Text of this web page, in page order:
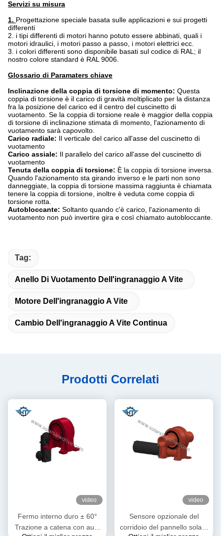
Servizi su misura
1. Progettazione speciale basata sulle applicazioni e sui progetti
differenti
2. i tipi differenti di motori hanno potuto essere abbinati, quali i
motori idraulici, i motori passo a passo, i motori elettrici ecc.
3. i colori differenti sono disponibile basati sul codice di RAL; il
nostro colore standard è RAL 9006.
Glossario di Paramaters chiave
Inclinazione della coppia di torsione di momento: Questa
coppia di torsione è il carico di gravità moltiplicato per la distanza
fra la posizione del carico ed il centro del cuscinetto di
vuotamento. Se la coppia di torsione reale è maggior della coppia
di torsione di inclinazione stimata di momento, l'azionamento di
vuotamento sarà capovolto.
Carico radiale: Il verticale del carico all'asse del cuscinetto di
vuotamento
Carico assiale: Il parallelo del carico all'asse del cuscinetto di
vuotamento
Tenuta della coppia di torsione: È la coppia di torsione inversa.
Quando l'azionamento sta girando inverso e le parti non sono
danneggiate, la coppia di torsione massima raggiunta è chiamata
tenere la coppia di torsione, inoltre è veduta come coppia di
torsione rotta.
Autobloccante: Soltanto quando c'è carico, l'azionamento di
vuotamento non può invertire gira e così chiamato autobloccante.
Tag:
Anello Di Vuotamento Dell'ingranaggio A Vite
Motore Dell'ingranaggio A Vite
Cambio Dell'ingranaggio A Vite Continua
Prodotti Correlati
video
Fermo interno duro ± 60°
Trazione a catena con auto
video
Sensore opzionale del
corridoio del pannello solare